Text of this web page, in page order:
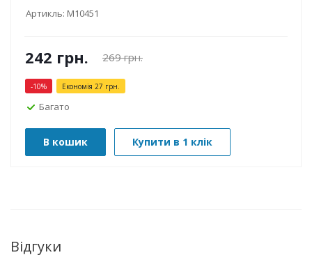
Артикль: М10451
242 грн. 269грн.
-10% Економія 27 грн.
Багато
В кошик Купити в 1 клік
Відгуки